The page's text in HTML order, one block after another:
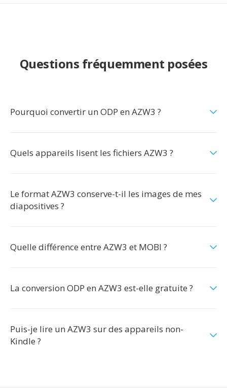
Questions fréquemment posées
Pourquoi convertir un ODP en AZW3 ?
Quels appareils lisent les fichiers AZW3 ?
Le format AZW3 conserve-t-il les images de mes
diapositives ?
Quelle différence entre AZW3 et MOBI ?
La conversion ODP en AZW3 est-elle gratuite ?
Puis-je lire un AZW3 sur des appareils non-
Kindle ?